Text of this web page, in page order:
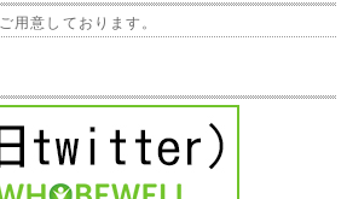
用意しております。